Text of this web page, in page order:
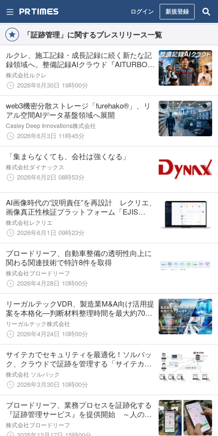
ログイン 新規登録
「証跡管理」に関するプレスリリース一覧
ルクレ、施工記録・成長記録に続く新たな記
録領域へ。整備記録AIクラウド『AITURBO』
登場
株式会社ルクレ
2026年6月30日 19時00分
web3機密分散ストレージ「furehako®」、リ
アル空間AIデータ基盤領域へ展開
Casley Deep Innovations株式会社
2026年6月3日 11時45分
「集まらなくても、会社は強くなる」
株式会社ダイナックス
2026年6月2日 08時53分
AI画像時代の“説明責任”を再設計 レクリエ、
画像真正性検証プラットフォーム「EJIS
LENS」を発表
株式会社レクリエ
2026年6月1日 09時23分
ブロードリーフ、自動車整備の透明性向上に
関わる関連技術で特許8件を取得
株式会社ブロードリーフ
2026年4月28日 10時00分
リーガルテックVDR、製造業M&A向け活用提
案を本格化—判断材料整理時間を最大約70%
短縮
リーガルテック株式会社
2026年4月24日 10時00分
サイテカでセキュリティを最適化！ソルパッ
ク、クラウドで証跡を管理する「サイテカク
ラウド by SOLPAC」を提供開始
株式会社 ソルパック
2026年3月30日 10時00分
ブロードリーフ、業務プロセスを証跡化する
『証跡管理サービス』を提供開始 ～人の手
を最小限にすることで実現した高い透明性と
利便性 ～
株式会社ブロードリーフ